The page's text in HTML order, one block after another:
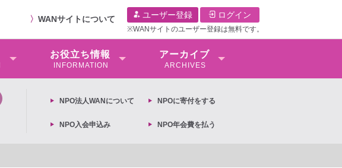
〉 WANサイトについて ユーザー登録 ログイン
※WANサイトのユーザー登録は無料です。
お役⽴ち情報
INFORMATION
アーカイブ
ARCHIVES
NPO法⼈WANについて NPOに寄付をする
NPO入会申込み NPO年会費を払う